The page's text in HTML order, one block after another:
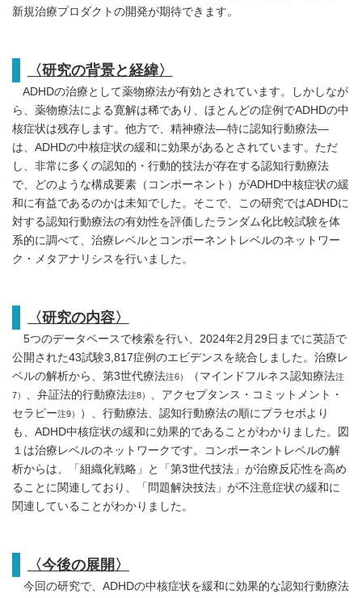
新規治療プロダクトの開発が期待できます。
〈研究の背景と経緯〉
ADHDの治療として薬物療法が有効とされています。しかしなが
ら、薬物療法による寛解は稀であり、ほとんどの症例でADHDの中
核症状は残存します。他方で、精神療法―特に認知行動療法―
は、ADHDの中核症状の緩和に効果があるとされています。ただ
し、非常に多くの認知的・行動的技法が存在する認知行動療法
で、どのような構成要素（コンポーネント）がADHD中核症状の緩
和に有益であるのかは未知でした。そこで、この研究ではADHDに
対する認知行動療法の有効性を評価したランダム化比較試験を体
系的に調べて、治療レベルとコンポーネントレベルのネットワー
ク・メタアナリシスを行いました。
〈研究の内容〉
5つのデータベースで検索を行い、2024年2月29日までに英語で
公開された43試験3,817症例のエビデンスを統合しました。治療レ
ベルの解析から、第3世代療法注6） （マインドフルネス認知療法注
7） 、弁証法的行動療法注8） 、アクセプタンス・コミットメント・
セラピー注9）
）、行動療法、認知行動療法の順にプラセボより
も、ADHD中核症状の緩和に効果的であることがわかりました。図
１は治療レベルのネットワークです。コンポーネントレベルの解
析からは、「組織化戦略」と「第3世代技法」が治療反応性を高め
ることに関連しており、「問題解決技法」が不注意症状の緩和に
関連していることがわかりました。
〈今後の展開〉
今回の研究で、ADHDの中核症状を緩和に効果的な認知行動療法